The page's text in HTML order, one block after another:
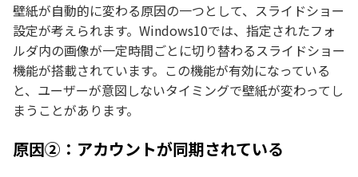
壁紙が自動的に変わる原因の一つとして、スライドショー
設定が考えられます。Windows10では、指定されたフォ
ルダ内の画像が一定時間ごとに切り替わるスライドショー
機能が搭載されています。この機能が有効になっている
と、ユーザーが意図しないタイミングで壁紙が変わってし
まうことがあります。
原因②：アカウントが同期されている